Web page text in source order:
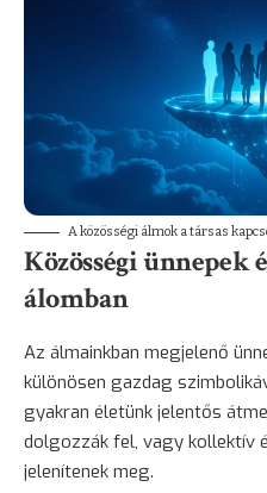
A közösségi álmok a társas
Közösségi ünnepek
álomban
Az álmainkban megjelenő
különösen gazdag
gyakran életünk jelentős
dolgozzák fel, vagy kollektív
jelenítenek meg.